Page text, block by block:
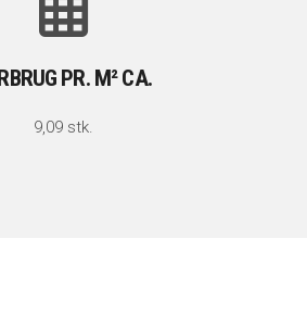
PR. M² CA.
9,09 stk.